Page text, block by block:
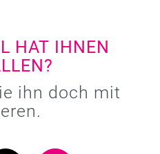
HAT IHNEN
ihn doch mit